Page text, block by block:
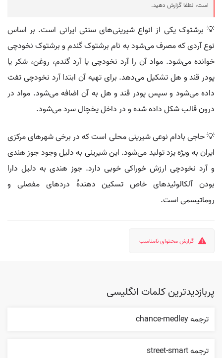
است، لطفا گزارش دهید.
💡 برشتوک یکی از انواع شیرینی‌های سنتی ایرانی است. بر اساس
نوع آردی که مصرف می‌شود به نام برشتوک گندم و برشتوک نخودچی
خوانده می‌شود. مواد آن را آرد نخودچی یا آرد گندم، روغن، شکر یا
پودر قند و هل تشکیل می‌دهد. برای تهیه آن ابتدا آرد نخودچی تفت
داده می‌شود و سپس پودر قند و هل به آن اضافه می‌شود. مواد در
درون قالب شکل داده شده و در داخل یخچال سرد می‌شود.
💡 حاجی بادام نوعی شیرینی محلی است که در برخی شهرهای مرکزی
ایران به ویژه یزد تولید می‌شود. این شیرینی به دلیل وجود جوز هندی
و آرد نخودچی ارزش خوراکی خوبی دارد. جوز هندی به دلیل دارا
بودن آلکالوئیدهای خاص تسکین دهندهٔ دردهای مفصلی و
روماتیسمی است.
گزارش محتوای نامناسب
پربازدیدترین کلمات انگلیسی
ترجمه chance-medley
ترجمه street-smart